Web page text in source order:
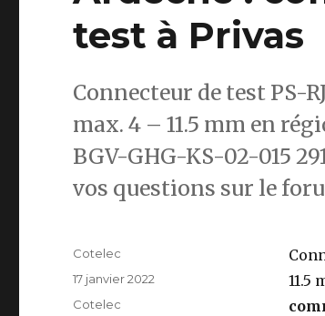
test à Privas
Connecteur de test PS-
max. 4 – 11.5 mm en
BGV-GHG-KS-02-015
vos questions sur le
11.5
Auteur
Cotelec
Publié
le
17 janvier 2022
Catégories
Cotelec